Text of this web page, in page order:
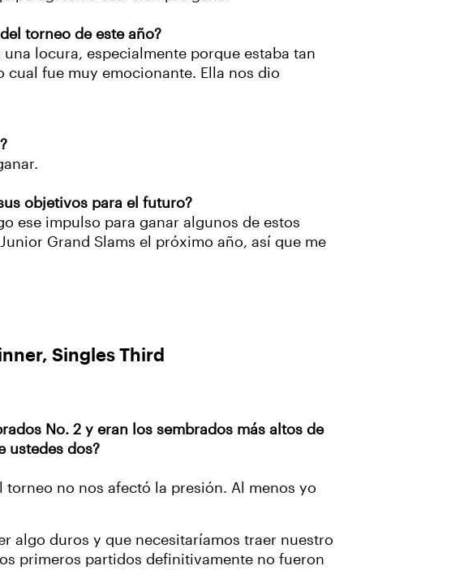
torneo de este año?
locura, especialmente porque estaba tan
cual fue muy emocionante. Ella nos dio
objetivos para el futuro?
ese impulso para ganar algunos de estos
Grand Slams el próximo año, así que me
Singles Third
No. 2 y eran los sembrados más altos de
ustedes dos?
torneo no nos afectó la presión. Al menos yo
algo duros y que necesitaríamos traer nuestro
primeros partidos definitivamente no fueron